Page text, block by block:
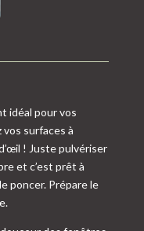
idéal pour vos
surfaces à
! Juste pulvériser
et c’est prêt à
poncer. Prépare le